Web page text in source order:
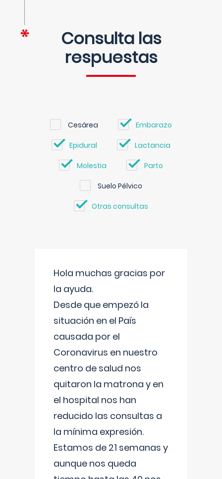
Consulta las
respuestas
Cesárea Embarazo
Epidural Lactancia
Molestia Parto
Suelo Pélvico
Otras consultas
Hola muchas gracias por
la ayuda.
Desde que empezó la
situación en el País
causada por el
Coronavirus en nuestro
centro de salud nos
quitaron la matrona y en
el hospital nos han
reducido las consultas a
la mínima expresión.
Estamos de 21 semanas y
aunque nos queda